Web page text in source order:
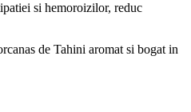
si hemoroizilor, reduc
de Tahini aromat si bogat in